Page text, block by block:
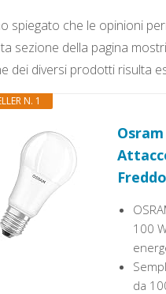
spiegato che le opinioni
sezione della pagina
dei diversi prodotti risulta
N. 1
100
da